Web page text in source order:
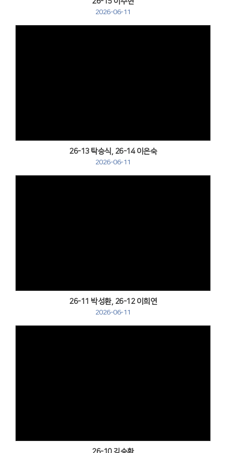
2026-06-11
26-13 탁승식, 26-14 이은숙
2026-06-11
26-11 박성환, 26-12 이희연
2026-06-11